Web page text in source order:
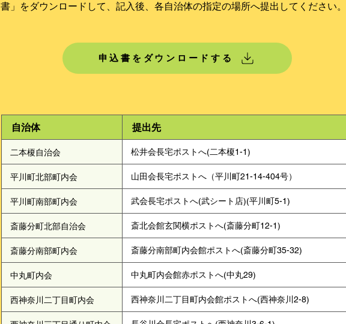
書」をダウンロードして、記入後、各自治体の指定の場所へ提出してください。
申込書をダウンロードする
自治体 提出先
二本榎自治会 松井会長宅ポストへ(二本榎1-1)
平川町北部町内会 山田会長宅ポストへ（平川町21-14-404号）
平川町南部町内会 武会長宅ポストへ(武シート店)(平川町5-1)
斎藤分町北部自治会 斎北会館玄関横ポストへ(斎藤分町12-1)
斎藤分南部町内会 斎藤分南部町内会館ポストへ(斎藤分町35-32)
中丸町内会 中丸町内会館赤ポストへ(中丸29)
西神奈川二丁目町内会 西神奈川二丁目町内会館ポストへ(西神奈川2-8)